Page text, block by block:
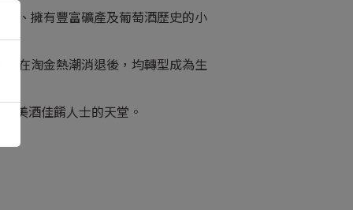
、擁有豐富礦產及葡萄酒歷史的小
在淘金熱潮消退後，均轉型成為生
美酒佳餚人士的天堂。